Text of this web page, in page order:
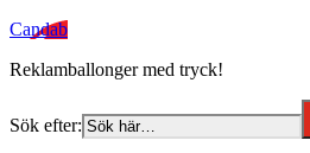
Candab
Reklamballonger med tryck!
Sök efter: